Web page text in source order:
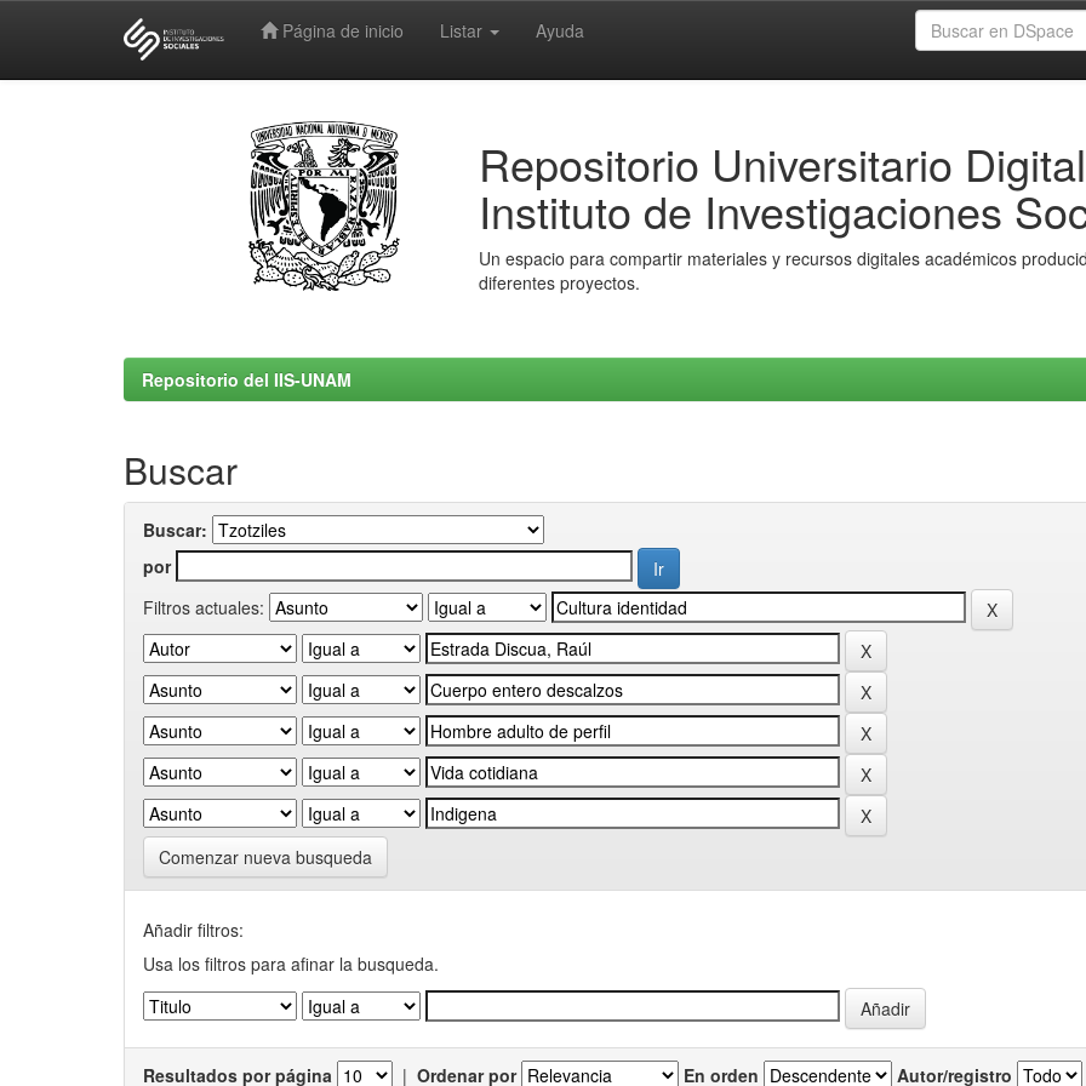
Página de inicio Listar Ayuda
Repositorio Universitario Digital
Instituto de Investigaciones
Un espacio para compartir materiales y recursos digitales académicos
diferentes proyectos.
Repositorio del IIS-UNAM
Buscar
Buscar:
por
Filtros actuales:
Comenzar nueva busqueda
Añadir filtros:
Usa los filtros para afinar la busqueda.
Resultados por página | Ordenar por En orden Autor/registro